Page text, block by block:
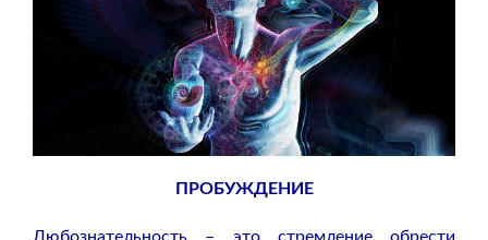
ПРОБУЖДЕНИЕ